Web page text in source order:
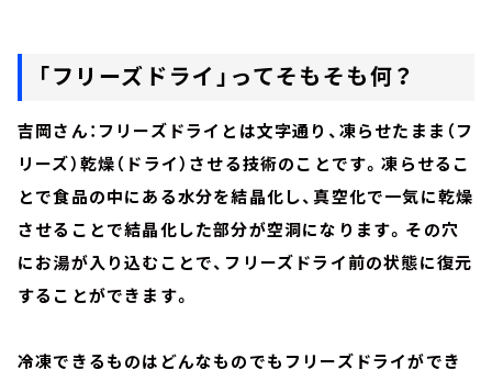
「フリーズドライ」ってそもそも何？
吉岡さん：フリーズドライとは文字通り、凍らせたまま（フ
リーズ）乾燥（ドライ）させる技術のことです。凍らせるこ
とで食品の中にある水分を結晶化し、真空化で一気に乾燥
させることで結晶化した部分が空洞になります。その穴
にお湯が入り込むことで、フリーズドライ前の状態に復元
することができます。
冷凍できるものはどんなものでもフリーズドライができ